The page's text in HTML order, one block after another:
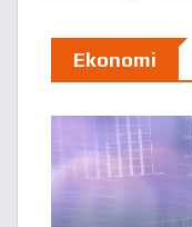
Ekonomi